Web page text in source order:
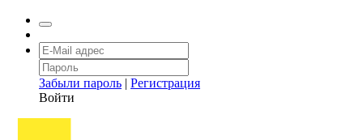
Забыли пароль | Регистрация
Войти